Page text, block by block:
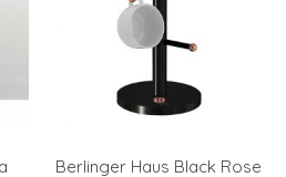
Berlinger Haus Black Rose